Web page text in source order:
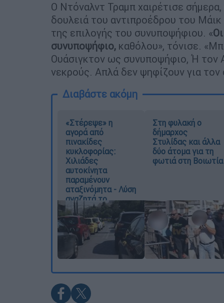
Ο Ντόναλντ Τραμπ χαιρέτισε
δουλειά του αντιπροέδρου του
της επιλογής του συνυποψήφιου. «
συνυποψήφιο, καθόλου», τόνισε.
Ουάσιγκτον ως συνυποψήφιο, Ή τον
νεκρούς. Απλά δεν ψηφίζουν για
Διαβάστε ακόμη
«Στέρεψε» η
αγορά από
πινακίδες
κυκλοφορίας:
Χιλιάδες
αυτοκίνητα
παραμένουν
αταξινόμητα - Λύση
αναζητά το
υπουργείο
Στη φυλακή ο
δήμαρχος
Στυλίδας και άλλα
δύο άτομα για τη
φωτιά στη Βοιωτία